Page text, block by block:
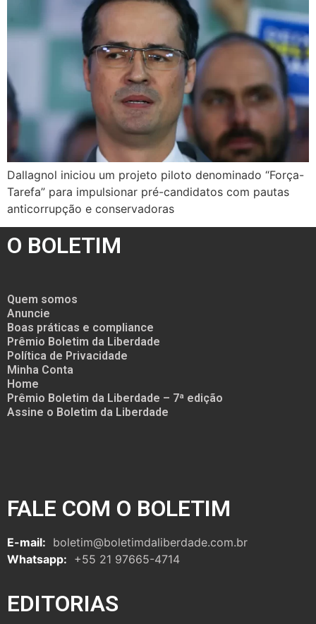
Dallagnol iniciou um projeto piloto denominado “Força-
Tarefa” para impulsionar pré-candidatos com pautas
anticorrupção e conservadoras
O BOLETIM
Quem somos
Anuncie
Boas práticas e compliance
Prêmio Boletim da Liberdade
Política de Privacidade
Minha Conta
Home
Prêmio Boletim da Liberdade – 7ª edição
Assine o Boletim da Liberdade
FALE COM O BOLETIM
E-mail: boletim@boletimdaliberdade.com.br
Whatsapp: +55 21 97665-4714
EDITORIAS